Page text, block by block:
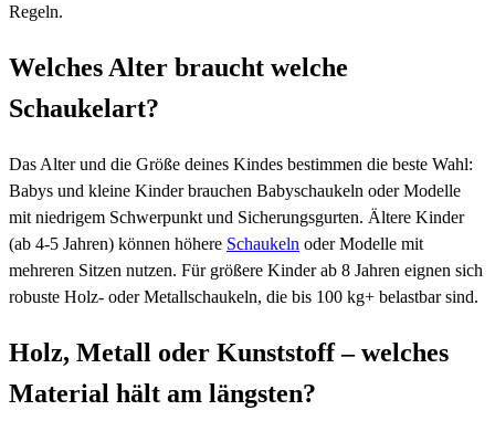
Regeln.
Welches Alter braucht welche
Schaukelart?
Das Alter und die Größe deines Kindes bestimmen die beste Wahl:
Babys und kleine Kinder brauchen Babyschaukeln oder Modelle
mit niedrigem Schwerpunkt und Sicherungsgurten. Ältere Kinder
(ab 4-5 Jahren) können höhere Schaukeln oder Modelle mit
mehreren Sitzen nutzen. Für größere Kinder ab 8 Jahren eignen sich
robuste Holz- oder Metallschaukeln, die bis 100 kg+ belastbar sind.
Holz, Metall oder Kunststoff – welches
Material hält am längsten?